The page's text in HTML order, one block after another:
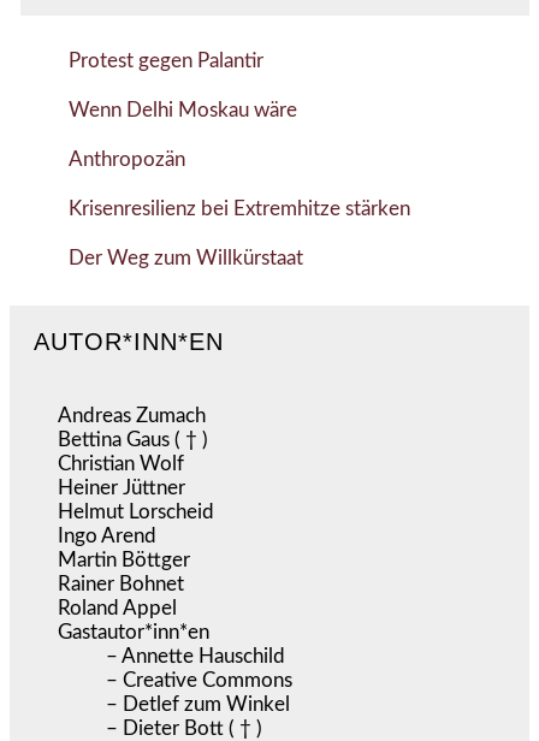
Protest gegen Palantir
Wenn Delhi Moskau wäre
Anthropozän
Krisenresilienz bei Extremhitze stärken
Der Weg zum Willkürstaat
AUTOR*INN*EN
Andreas Zumach
Bettina Gaus ( † )
Christian Wolf
Heiner Jüttner
Helmut Lorscheid
Ingo Arend
Martin Böttger
Rainer Bohnet
Roland Appel
Gastautor*inn*en
– Annette Hauschild
– Creative Commons
– Detlef zum Winkel
– Dieter Bott ( † )